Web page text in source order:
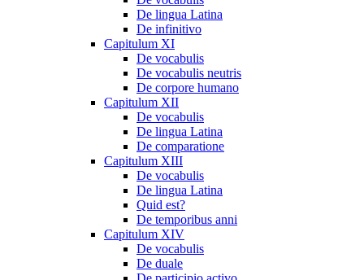
De lingua Latina
De infinitivo
Capitulum XI
De vocabulis
De vocabulis neutris
De corpore humano
Capitulum XII
De vocabulis
De lingua Latina
De comparatione
Capitulum XIII
De vocabulis
De lingua Latina
Quid est?
De temporibus anni
Capitulum XIV
De vocabulis
De duale